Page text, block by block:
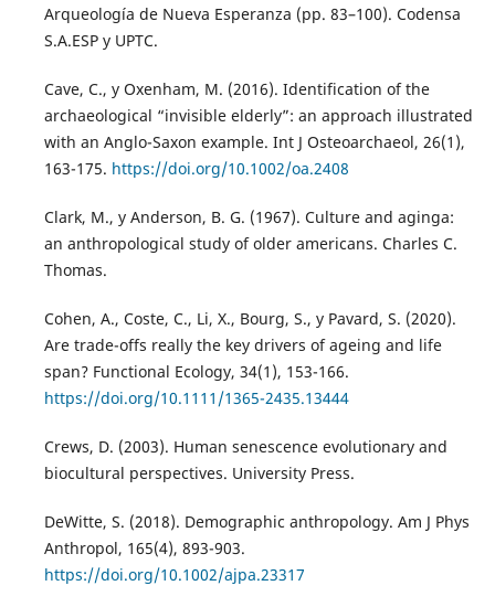
Arqueología de Nueva Esperanza (pp. 83–100). Codensa
S.A.ESP y UPTC.
Cave, C., y Oxenham, M. (2016). Identification of the
archaeological “invisible elderly”: an approach illustrated
with an Anglo-Saxon example. Int J Osteoarchaeol, 26(1),
163-175. https://doi.org/10.1002/oa.2408
Clark, M., y Anderson, B. G. (1967). Culture and aginga:
an anthropological study of older americans. Charles C.
Thomas.
Cohen, A., Coste, C., Li, X., Bourg, S., y Pavard, S. (2020).
Are trade-offs really the key drivers of ageing and life
span? Functional Ecology, 34(1), 153-166.
https://doi.org/10.1111/1365-2435.13444
Crews, D. (2003). Human senescence evolutionary and
biocultural perspectives. University Press.
DeWitte, S. (2018). Demographic anthropology. Am J Phys
Anthropol, 165(4), 893-903.
https://doi.org/10.1002/ajpa.23317